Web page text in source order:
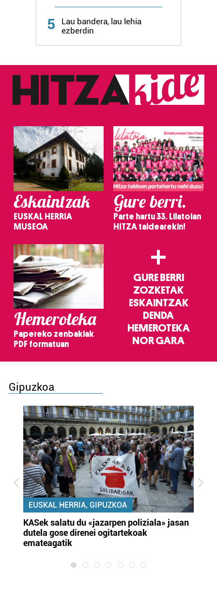
zerbitzuak hobetzeko asmoz, cookie teknologiaz
5
Lau bandera, lau lehia
ezberdin
Eskaintzak
EUSKAL HERRIA
MUSEOA
Gure berri.
Parte hartu 33. Lilatoian
HITZA taldearekin!
Hemeroteka
Papereko zenbakiak
PDF formatuan
+
GURE BERRI
ZOZKETAK
ESKAINTZAK
DENDA
HEMEROTEKA
NOR GARA
Gipuzkoa
EUSKAL HERRIA, GIPUZKOA
KASek salatu du «jazarpen poliziala» jasan
dutela gose direnei ogitartekoak
emateagatik